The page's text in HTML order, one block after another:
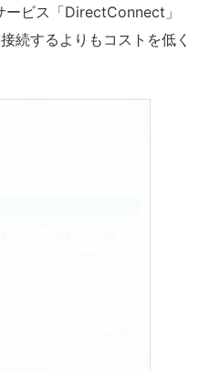
ビス「DirectConnect」
続するよりもコストを低く